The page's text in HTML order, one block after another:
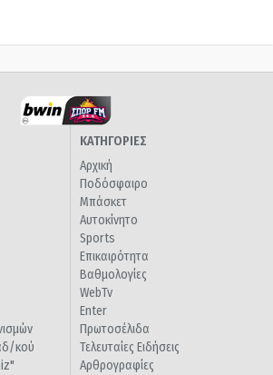
κού
ΚΑΤΗΓΟΡΙΕΣ
Αρχική
Ποδόσφαιρο
Μπάσκετ
Αυτοκίνητο
Sports
Επικαιρότητα
Βαθμολογίες
WebTv
Enter
Πρωτοσέλιδα
Τελευταίες Ειδήσεις
Αρθρογραφίες